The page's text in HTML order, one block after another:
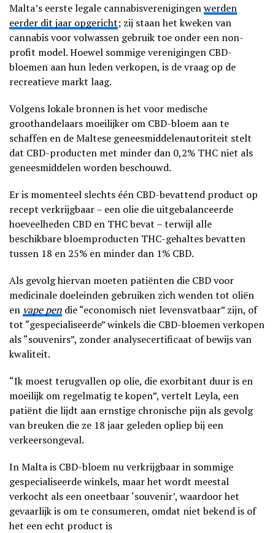
Malta’s eerste legale cannabisverenigingenwerden
eerder dit jaar opgericht; zij staan het kweken van
cannabis voor volwassen gebruik toe onder een non-
profit model. Hoewel sommige verenigingen CBD-
bloemen aan hun leden verkopen, is de vraag op de
recreatieve markt laag.
Volgens lokale bronnen is het voor medische
groothandelaars moeilijker om CBD-bloem aan te
schaffen en de Maltese geneesmiddelenautoriteit stelt
dat CBD-producten met minder dan 0,2% THC niet als
geneesmiddelen worden beschouwd.
Er is momenteel slechts één CBD-bevattend product op
recept verkrijgbaar – een olie die uitgebalanceerde
hoeveelheden CBD en THC bevat – terwijl alle
beschikbare bloemproducten THC-gehaltes bevatten
tussen 18 en 25% en minder dan 1% CBD.
Als gevolg hiervan moeten patiënten die CBD voor
medicinale doeleinden gebruiken zich wenden tot oliën
en vape pen die “economisch niet levensvatbaar” zijn, of
tot “gespecialiseerde” winkels die CBD-bloemen verkopen
als “souvenirs”, zonder analysecertificaat of bewijs van
kwaliteit.
“Ik moest terugvallen op olie, die exorbitant duur is en
moeilijk om regelmatig te kopen”, vertelt Leyla, een
patiënt die lijdt aan ernstige chronische pijn als gevolg
van breuken die ze 18 jaar geleden opliep bij een
verkeersongeval.
In Malta is CBD-bloem nu verkrijgbaar in sommige
gespecialiseerde winkels, maar het wordt meestal
verkocht als een oneetbaar ‘souvenir’, waardoor het
gevaarlijk is om te consumeren, omdat niet bekend is of
het een echt product is